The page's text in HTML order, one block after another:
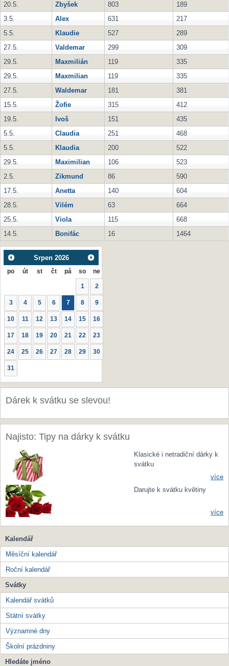
20.5.
Zbyšek 803
189
3.5.
Alex 631
217
5.5.
Klaudie 527
289
27.5.
Valdemar 299
309
29.5.
Maxmilián 119
335
29.5.
Maxmilian 119
335
27.5.
Waldemar 181
381
15.5.
Žofie 315
412
19.5.
Ivoš 151
435
5.5.
Claudia 251
468
5.5.
Klaudia 200
522
29.5.
Maximilian 106
523
2.5.
Zikmund 86
590
17.5.
Anetta 140
604
28.5.
Vilém 63
664
25.5.
Viola 115
668
14.5.
Bonifác 16 1464
Srpen 2026
po út st čt pá so ne
1 2
3 4 5 6 7 8 9
10 11 12 13 14 15 16
17 18 19 20 21 22 23
24 25 26 27 28 29 30
31
Dárek k svátku se slevou!
Najisto: Tipy na dárky k svátku
Klasické i netradiční dárky k
svátku
více
Darujte k svátku květiny
více
Kalendář
Měsíční kalendář
Roční kalendář
Svátky
Kalendář svátků
Státní svátky
Významné dny
Školní prázdniny
Hledáte jméno